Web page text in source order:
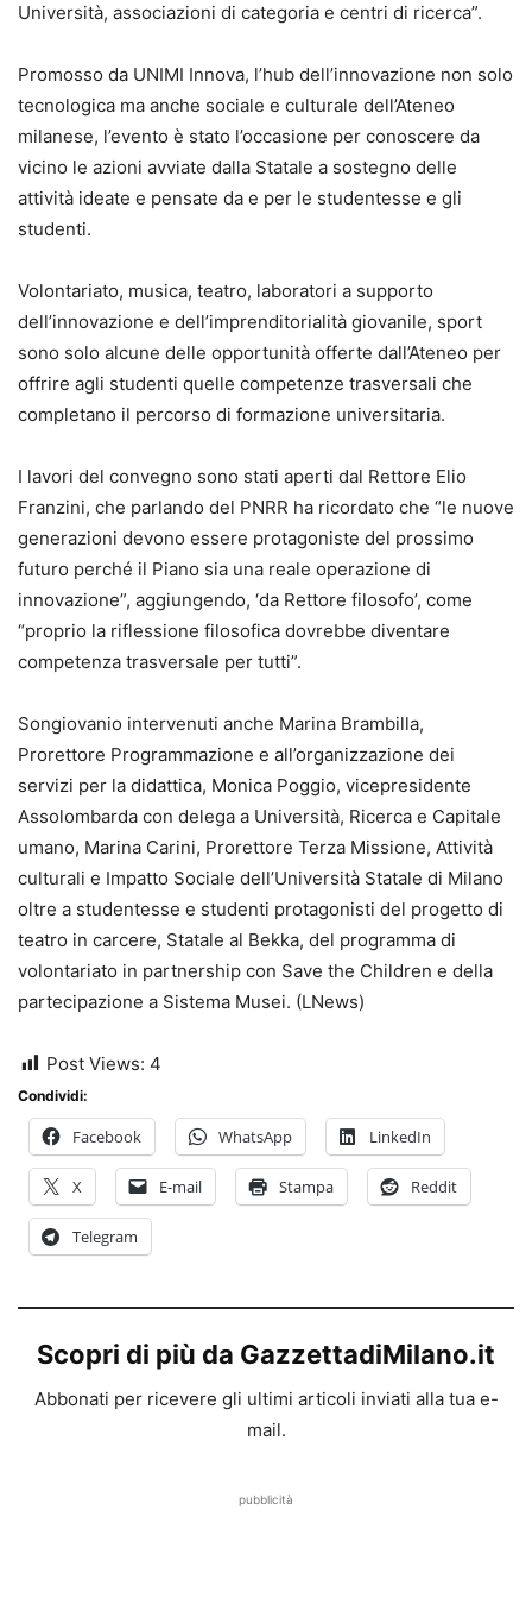
Università, associazioni di categoria e centri di ricerca”.
Promosso da UNIMI Innova, l’hub dell’innovazione non solo
tecnologica ma anche sociale e culturale dell’Ateneo
milanese, l’evento è stato l’occasione per conoscere da
vicino le azioni avviate dalla Statale a sostegno delle
attività ideate e pensate da e per le studentesse e gli
studenti.
Volontariato, musica, teatro, laboratori a supporto
dell’innovazione e dell’imprenditorialità giovanile, sport
sono solo alcune delle opportunità offerte dall’Ateneo per
offrire agli studenti quelle competenze trasversali che
completano il percorso di formazione universitaria.
I lavori del convegno sono stati aperti dal Rettore Elio
Franzini, che parlando del PNRR ha ricordato che “le nuove
generazioni devono essere protagoniste del prossimo
futuro perché il Piano sia una reale operazione di
innovazione”, aggiungendo, ‘da Rettore filosofo’, come
“proprio la riflessione filosofica dovrebbe diventare
competenza trasversale per tutti”.
Songiovanio intervenuti anche Marina Brambilla,
Prorettore Programmazione e all’organizzazione dei
servizi per la didattica, Monica Poggio, vicepresidente
Assolombarda con delega a Università, Ricerca e Capitale
umano, Marina Carini, Prorettore Terza Missione, Attività
culturali e Impatto Sociale dell’Università Statale di Milano
oltre a studentesse e studenti protagonisti del progetto di
teatro in carcere, Statale al Bekka, del programma di
volontariato in partnership con Save the Children e della
partecipazione a Sistema Musei. (LNews)
Post Views: 4
Condividi:
Facebook WhatsApp LinkedIn
X E-mail Stampa Reddit
Telegram
Scopri di più da GazzettadiMilano.it
Abbonati per ricevere gli ultimi articoli inviati alla tua e-
mail.
pubblicità